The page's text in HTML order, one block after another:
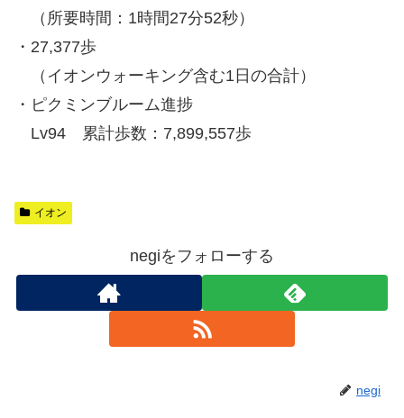
（所要時間：1時間27分52秒）
・27,377歩
（イオンウォーキング含む1日の合計）
・ピクミンブルーム進捗
Lv94 累計歩数：7,899,557歩
イオン
negiをフォローする
negi